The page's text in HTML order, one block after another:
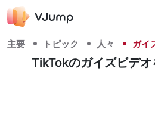
主要 トピック 人々 ガイ
TikTokのガイズビデ